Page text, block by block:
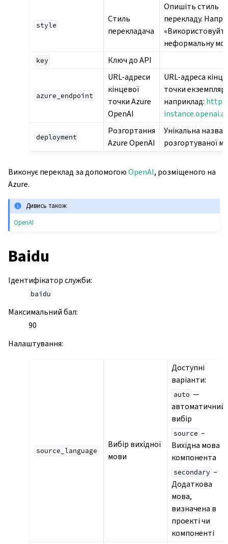
style
Стиль
перекладача
Опишіть стиль
перекладу.
неформальну
key Ключ до API
azure_endpoint
URL-адреси
кінцевої
точки Azure
OpenAI
URL-адреса
точки
наприклад:
deployment
Розгортання
Azure OpenAI
Унікальна назва
розгортуваної
Виконує переклад за допомогоюOpenAI, розміщеного на
Azure.
Дивись також
OpenAI
Baidu
Ідентифікатор служби:
baidu
Максимальний бал:
90
Налаштування:
source_language
Вибір вихідної
мови
Доступні
варіанти:
auto —
автоматичний
вибір
source –
Вихідна мова
компонента
secondary –
Додаткова
мова,
визначена в
проекті чи
компоненті